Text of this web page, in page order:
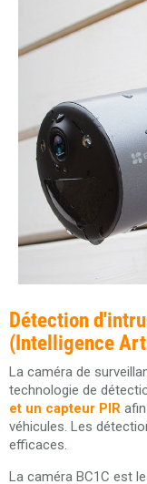
Détection
(Intelligence
La caméra de
technologie de
et un capteur PIR
véhicules. Les
efficaces.
La caméra BC1C est